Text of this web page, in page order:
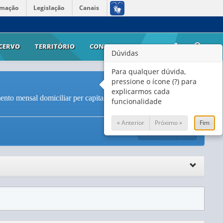
Legislação Canais
TERRITÓRIO CONTATO AJUDA
mensal domiciliar per capita e situação do domicílio
Dúvidas
Para qualquer dúvida,
pressione o ícone (?) para
explicarmos cada
funcionalidade
« Anterior Próximo » Fim